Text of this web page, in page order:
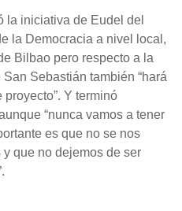
la iniciativa de Eudel del
la Democracia a nivel local,
Bilbao pero respecto a la
Sebastián también “hará
Y terminó
“nunca vamos a tener
es que no se nos
que no dejemos de ser